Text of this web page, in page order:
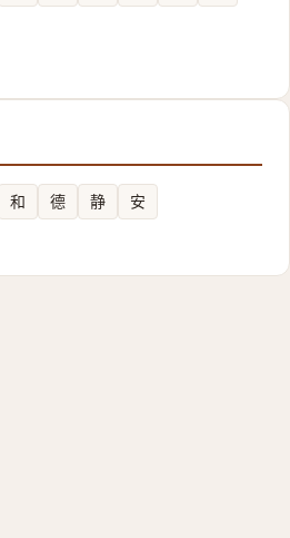
和 德 静 安